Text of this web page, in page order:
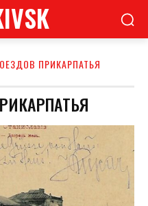
ПРИКАРПАТЬЯ